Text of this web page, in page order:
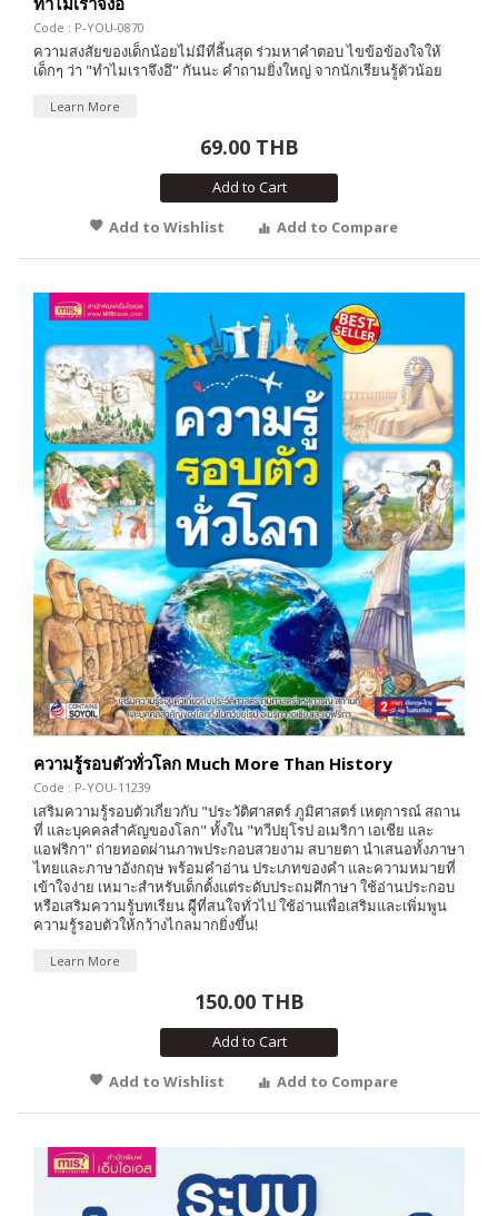
Code : P-YOU-0870
ความสงสัยของเด็กน้อยไม่มีที่สิ้นสุด ร่วมหาคำตอบ ไขข้อข้องใจให้
เด็กๆ ว่า "ทำไมเราจึงอึ" กันนะ คำถามยิ่งใหญ่ จากนักเรียนรู้ตัวน้อย
Learn More
69.00 THB
Add to Cart
Add to Wishlist
Add to Compare
ความรู้รอบตัวทั่วโลก Much More Than History
Code : P-YOU-11239
เสริมความรู้รอบตัวเกี่ยวกับ "ประวัติศาสตร์ ภูมิศาสตร์ เหตุการณ์ สถาน
ที่ และบุคคลสำคัญของโลก" ทั้งใน "ทวีปยุโรป อเมริกา เอเชีย และ
แอฟริกา" ถ่ายทอดผ่านภาพประกอบสวยงาม สบายตา นำเสนอทั้งภาษา
ไทยและภาษาอังกฤษ พร้อมคำอ่าน ประเภทของคำ และความหมายที่
เข้าใจง่าย เหมาะสำหรับเด็กตั้งแต่ระดับประถมศึกาษา ใช้อ่านประกอบ
หรือเสริมความรู้บทเรียน ผู้ีที่สนใจทั่วไป ใช้อ่านเพื่อเสริมและเพิ่มพูน
ความรู้รอบตัวให้กว้างไกลมากยิ่งขึ้น!
Learn More
150.00 THB
Add to Cart
Add to Wishlist
Add to Compare